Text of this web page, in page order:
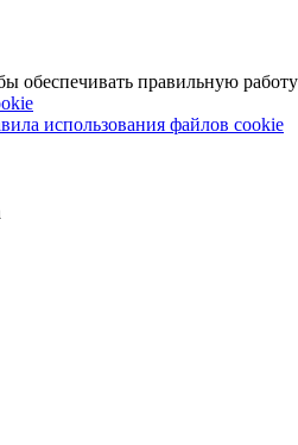
правильную
использования файлов cookie